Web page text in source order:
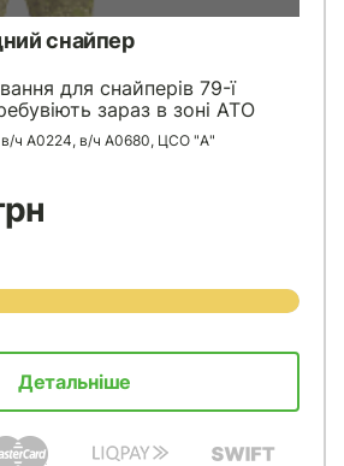
снайпер
для снайперів 79-ї
зараз в зоні АТО
в/ч А0224, в/ч А0680, ЦСО "А"
Детальніше